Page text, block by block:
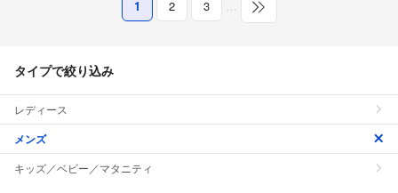
1 2 3 …
タイプで絞り込み
レディース
メンズ
キッズ／ベビー／マタニティ